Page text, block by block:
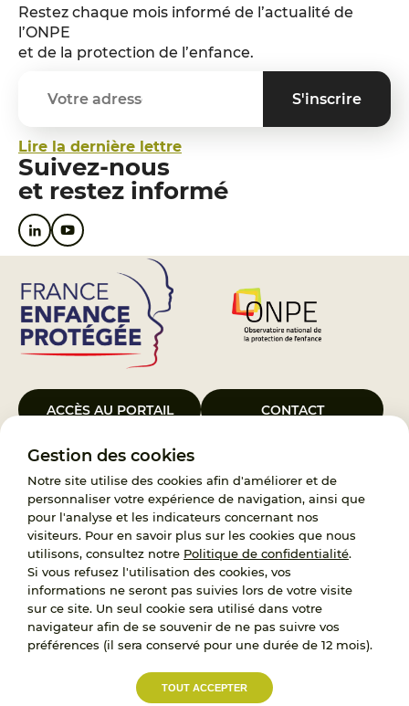
Gestion des cookies
Notre site utilise des cookies afin d'améliorer et de
personnaliser votre expérience de navigation, ainsi que
pour l'analyse et les indicateurs concernant nos
visiteurs. Pour en savoir plus sur les cookies que nous
utilisons, consultez notre Politique de confidentialité.
Si vous refusez l'utilisation des cookies, vos
informations ne seront pas suivies lors de votre visite
sur ce site. Un seul cookie sera utilisé dans votre
navigateur afin de se souvenir de ne pas suivre vos
préférences (il sera conservé pour une durée de 12 mois).
TOUT ACCEPTER
Restez chaque mois informé de l’actualité de
l’ONPE
et de la protection de l’enfance.
Lire la dernière lettre
Suivez-nous
et restez informé
ACCÈS AU PORTAIL CONTACT
Le Groupement d’Intérêt Public France Enfance Protégée, créé le 5
janvier 2023, a pour objet d’assurer les missions de service public du
119, d’accompagnement des adoptants et de traitement des
demandes d’accès aux origines personnelles. France Enfance
Protégée est également un observatoire et une ressource pour
l’ensemble des professionnels, ainsi qu’un appui à l’élaboration de la
politique publique à travers le soutien à l’activité des conseils
nationaux.
RECRUTEMENT
L’État, les Départements et les Associations au
service de la prévention et de la protection de